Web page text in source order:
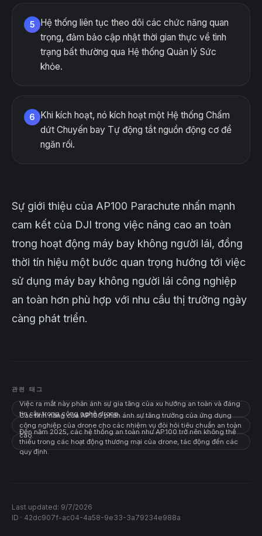
5
Hệ thống liên tục theo dõi các chức năng quan
trọng, đảm bảo cập nhật thời gian thực về tình
trạng bất thường qua Hệ thống Quản lý Sức
khỏe.
6
Khi kích hoạt, nó kích hoạt một Hệ thống Chấm
dứt Chuyến bay Tự động tắt nguồn động cơ để
ngăn rối.
Sự giới thiệu của AP100 Parachute nhấn mạnh
cam kết của DJI trong việc nâng cao an toàn
trong hoạt động máy bay không người lái, đồng
thời tín hiệu một bước quan trọng hướng tới việc
sử dụng máy bay không người lái công nghiệp
an toàn hơn phù hợp với nhu cầu thị trường ngày
càng phát triển.
관련 태그
Việc ra mắt này phản ánh sự gia tăng của xu hướng an toàn và đáng
tin cậy trong công nghệ drone.
Các tính năng của AP100 phản ánh sự tăng trưởng của ứng dụng
công nghiệp của drone cho các nhiệm vụ đòi hỏi tiêu chuẩn an toàn
cao.
Đến năm 2025, các hệ thống an toàn như AP100 trở nên không thể
thiếu trong các hoạt động thương mại của drone, tác động đến các
quy định.
Last updated: 9/7/2026
ID · 42dc907f-ac04-4a58-9e33-3a79234e988a